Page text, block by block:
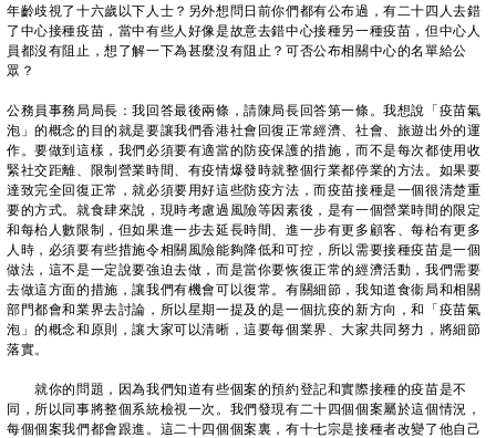
年齡歧視了十六歲以下人士？另外想問日前你們都有公布過，有二十四人去錯
了中心接種疫苗，當中有些人好像是故意去錯中心接種另一種疫苗，但中心人
員都沒有阻止，想了解一下為甚麼沒有阻止？可否公布相關中心的名單給公
眾？
公務員事務局局長：我回答最後兩條，請陳局長回答第一條。我想說「疫苗氣
泡」的概念的目的就是要讓我們香港社會回復正常經濟、社會、旅遊出外的運
作。要做到這樣，我們必須要有適當的防疫保護的措施，而不是每次都使用收
緊社交距離、限制營業時間、有疫情爆發時就整個行業都停業的方法。如果要
達致完全回復正常，就必須要用好這些防疫方法，而疫苗接種是一個很清楚重
要的方式。就食肆來說，現時考慮過風險等因素後，是有一個營業時間的限定
和每枱人數限制，但如果進一步去延長時間、進一步有更多顧客、每枱有更多
人時，必須要有些措施令相關風險能夠降低和可控，所以需要接種疫苗是一個
做法，這不是一定說要強迫去做，而是當你要恢復正常的經濟活動，我們需要
去做這方面的措施，讓我們有機會可以復常。有關細節，我知道食衞局和相關
部門都會和業界去討論，所以星期一提及的是一個抗疫的新方向，和「疫苗氣
泡」的概念和原則，讓大家可以清晰，這要每個業界、大家共同努力，將細節
落實。
就你的問題，因為我們知道有些個案的預約登記和實際接種的疫苗是不
同，所以同事將整個系統檢視一次。我們發現有二十四個個案屬於這個情況，
每個個案我們都會跟進。這二十四個個案裏，有十七宗是接種者改變了他自己